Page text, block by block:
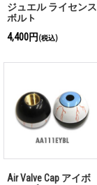
ジュエル ライセンス
ボルト
4,400円 (税込)
Air Valve Cap アイボ